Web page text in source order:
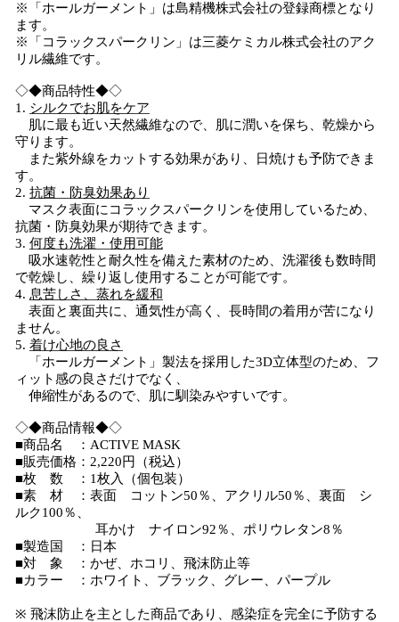
※「ホールガーメント」は島精機株式会社の登録商標となり
ます。
※「コラックスパークリン」は三菱ケミカル株式会社のアク
リル繊維です。
◇◆商品特性◆◇
1. シルクでお肌をケア
肌に最も近い天然繊維なので、肌に潤いを保ち、乾燥から
守ります。
また紫外線をカットする効果があり、日焼けも予防できま
す。
2. 抗菌・防臭効果あり
マスク表面にコラックスパークリンを使用しているため、
抗菌・防臭効果が期待できます。
3. 何度も洗濯・使用可能
吸水速乾性と耐久性を備えた素材のため、洗濯後も数時間
で乾燥し、繰り返し使用することが可能です。
4. 息苦しさ、蒸れを緩和
表面と裏面共に、通気性が高く、長時間の着用が苦になり
ません。
5. 着け心地の良さ
「ホールガーメント」製法を採用した3D立体型のため、フ
ィット感の良さだけでなく、
伸縮性があるので、肌に馴染みやすいです。
◇◆商品情報◆◇
■商品名 ：ACTIVE MASK
■販売価格：2,220円（税込）
■枚 数 ：1枚入（個包装）
■素 材 ：表面 コットン50％、アクリル50％、裏面 シ
ルク100％、
耳かけ ナイロン92％、ポリウレタン8％
■製造国 ：日本
■対 象 ：かぜ、ホコリ、飛沫防止等
■カラー ：ホワイト、ブラック、グレー、パープル
※ 飛沫防止を主とした商品であり、感染症を完全に予防する